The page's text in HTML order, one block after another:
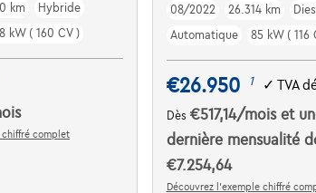
km
Hybride
kW ( 160 CV )
chiffré complet
08/2022
26.314 km
Automatique
85 kW ( 116
€26.950 1 ✓ TVA
Dès €517,14/mois et
dernière mensualité
€7.254,64
Découvrez l’exemple chiffré